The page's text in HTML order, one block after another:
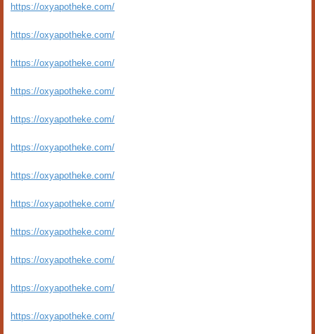
https://oxyapotheke.com/
https://oxyapotheke.com/
https://oxyapotheke.com/
https://oxyapotheke.com/
https://oxyapotheke.com/
https://oxyapotheke.com/
https://oxyapotheke.com/
https://oxyapotheke.com/
https://oxyapotheke.com/
https://oxyapotheke.com/
https://oxyapotheke.com/
https://oxyapotheke.com/